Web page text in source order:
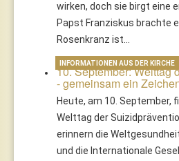
wirken, doch sie birgt eine
Papst Franziskus brachte
Rosenkranz ist…
10. September: Welttag
- gemeinsam ein
Heute, am 10. September,
Welttag der
erinnern die
und die Internationale
INFORMATIONEN AUS DER KIRCHE